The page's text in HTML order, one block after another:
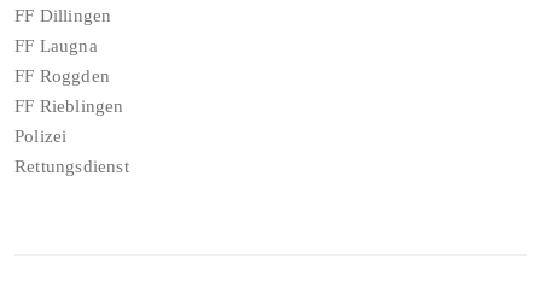
FF Dillingen
FF Laugna
FF Roggden
FF Rieblingen
Polizei
Rettungsdienst